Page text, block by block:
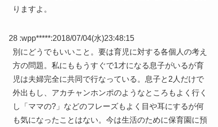
りますよ。
28 :wpp*****:2018/07/04(水)23:48:15
別にどうでもいいこと。要は育児に対する各個人の考え
方の問題。私にももうすぐで1才になる息子がいるが育
児は夫婦完全に共同で行なっている。息子と2人だけで
外出もし、アカチャンホンポのようなところもよく行く
し「ママの?」などのフレーズもよく目や耳にするが何
も気になったことはない。今は生活のために保育園に預